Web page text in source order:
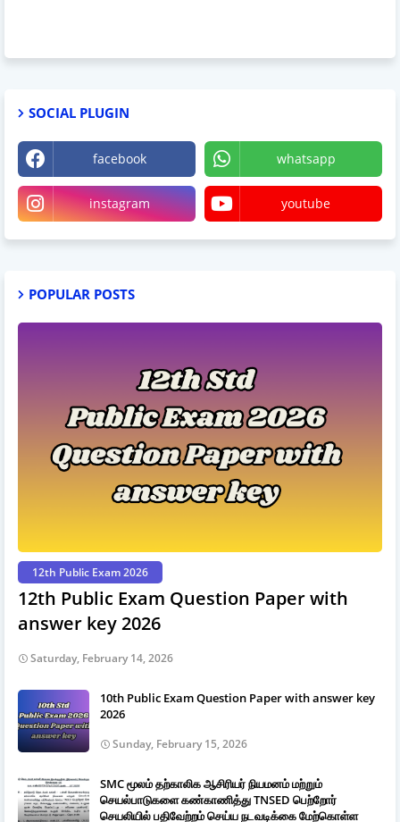
SOCIAL PLUGIN
facebook whatsapp
instagram youtube
POPULAR POSTS
12th Public Exam 2026
12th Public Exam Question Paper with
answer key 2026
Saturday, February 14, 2026
10th Public Exam Question Paper with answer key
2026
Sunday, February 15, 2026
SMC மூலம் தற்காலிக ஆசிரியர் நியமனம் மற்றும்
செயல்பாடுகளை கண்காணித்து TNSED பெற்றோர்
செயலியில் பதிவேற்றம் செய்ய நடவடிக்கை மேற்கொள்ள